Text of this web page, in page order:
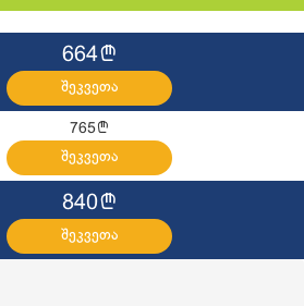
664l
შეკვეთა
765l
შეკვეთა
840l
შეკვეთა